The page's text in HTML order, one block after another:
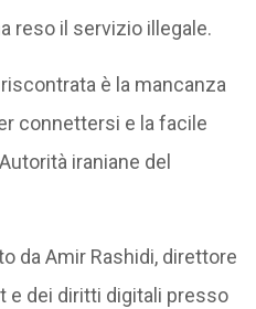
reso il servizio illegale.
è la mancanza
connettersi e la facile
iraniane del
da Amir Rashidi, direttore
e dei diritti digitali presso